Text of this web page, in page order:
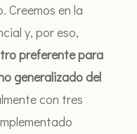
Creemos en la
y, por eso,
preferente para
generalizado del
con tres